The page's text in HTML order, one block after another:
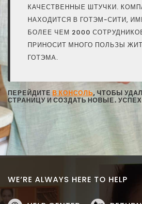
КАЧЕСТВЕННЫЕ ШТУЧКИ.
НАХОДИТСЯ В ГОТЭМ-СИТИ,
БОЛЕЕ ЧЕМ 2000
ПРИНОСИТ МНОГО ПОЛЬЗЫ
ГОТЭМА.
ПЕРЕЙДИТЕ В КОНСОЛЬ, ЧТОБЫ
СТРАНИЦУ И СОЗДАТЬ НОВЫЕ.
WE’RE ALWAYS HERE TO HELP